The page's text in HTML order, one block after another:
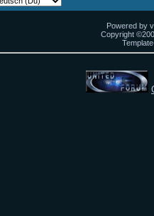
Powered by
Copyright